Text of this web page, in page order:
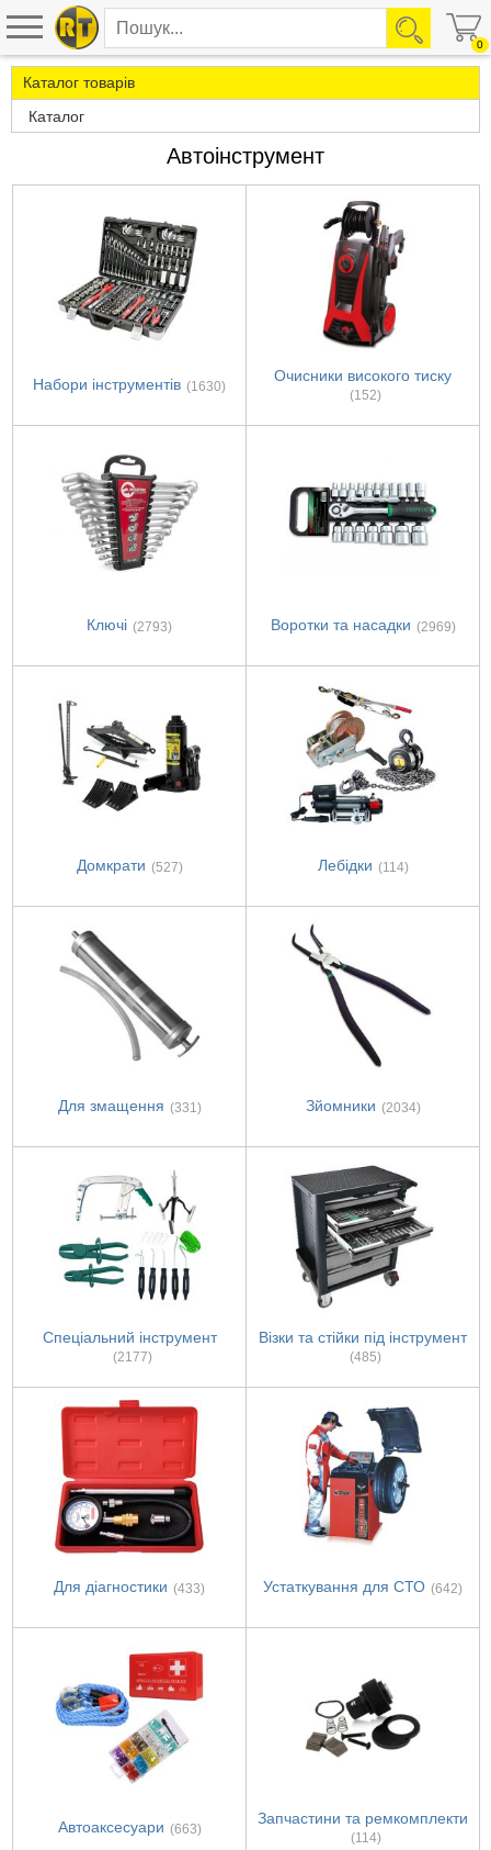
0
Каталог товарів
Каталог
Автоінструмент
Набори інструментів (1630)
Очисники високого тиску
(152)
Ключі (2793) Воротки та насадки (2969)
Домкрати (527) Лебідки (114)
Для змащення (331) Зйомники (2034)
Спеціальний інструмент
(2177)
Візки та стійки під інструмент
(485)
Для діагностики (433) Устаткування для СТО (642)
Автоаксесуари (663)
Запчастини та ремкомплекти
(114)